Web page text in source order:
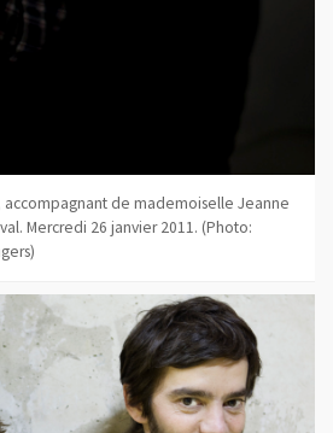
accompagnant de mademoiselle Jeanne
Mercredi 26 janvier 2011. (Photo: